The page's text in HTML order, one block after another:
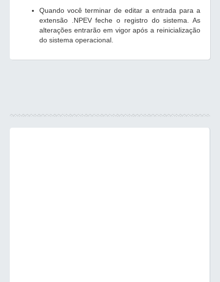
Quando você terminar de editar a entrada para a
extensão .NPEV feche o registro do sistema. As
alterações entrarão em vigor após a reinicialização
do sistema operacional.